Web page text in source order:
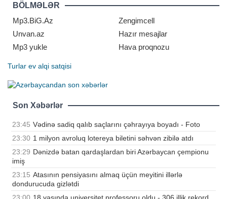
xəbər verir ki, əncirin insan
sağlamlığın
BÖLMƏLƏR
Mp3.BiG.Az
Zengimcell
Unvan.az
Hazır mesajlar
Mp3 yukle
Hava proqnozu
Turlar ev alqi satqisi
Son Xəbərlər
23:45 Vədinə sadiq qalıb saçlarını çəhrayıya boyadı - Foto
23:30 1 milyon avroluq lotereya biletini səhvən zibilə atdı
23:29 Dənizdə batan qardaşlardan biri Azərbaycan çempionu
imiş
23:15 Atasının pensiyasını almaq üçün meyitini illərlə
dondurucuda gizlətdi